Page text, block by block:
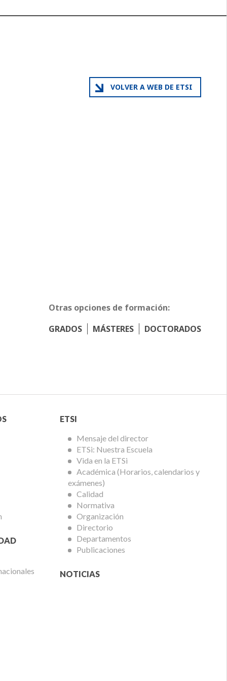
VOLVER A WEB DE ETSI
Otras opciones de formación:
GRADOS
MÁSTERES DOCTORADOS
Menú
ETSi
ETSI
Mensaje del director
ETSi: Nuestra Escuela
Vida en la ETSi
Académica (Horarios, calendarios y
exámenes)
Calidad
Normativa
Organización
Directorio
Departamentos
Publicaciones
NOTICIAS